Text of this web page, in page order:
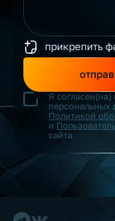
прикрепить
Я
персональных
Политикой
и
сайта.